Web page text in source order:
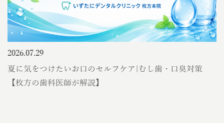
2026.07.29
夏に気をつけたいお口のセルフケア|むし歯・口臭対策
【枚方の歯科医師が解説】